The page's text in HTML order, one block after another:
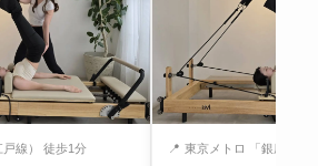
戸線） 徒歩1分 📍 東京メトロ 「銀座駅」